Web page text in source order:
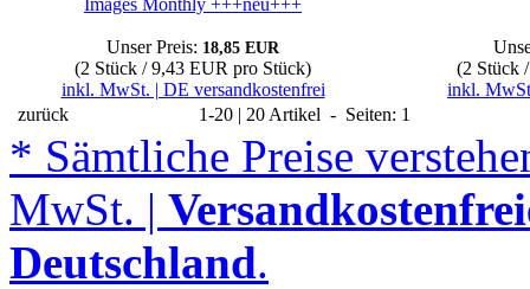
Images Monthly +++neu+++
Unser Preis: 18,85 EUR
(2 Stück / 9,43 EUR pro Stück)
inkl. MwSt. | DE versandkostenfrei
(2 Stück
inkl.
zurück
1-20 | 20 Artikel - Seiten: 1
* Sämtliche Preise
MwSt. |
Deutschland.